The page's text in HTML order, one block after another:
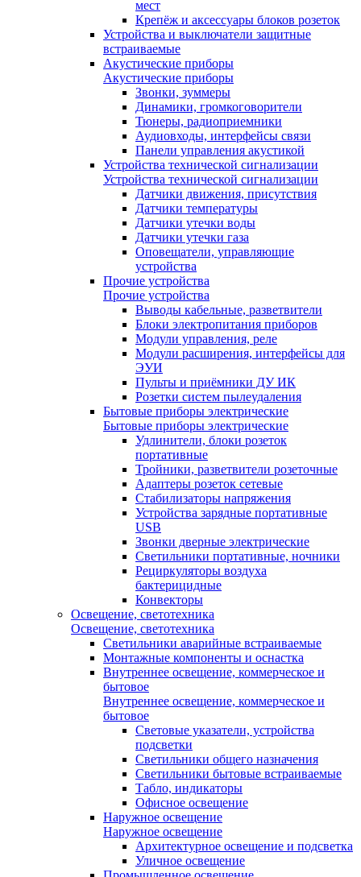
мест
Крепёж и аксессуары блоков розеток
Устройства и выключатели защитные
встраиваемые
Акустические приборы
Акустические приборы
Звонки, зуммеры
Динамики, громкоговорители
Тюнеры, радиоприемники
Аудиовходы, интерфейсы связи
Панели управления акустикой
Устройства технической сигнализации
Устройства технической сигнализации
Датчики движения, присутствия
Датчики температуры
Датчики утечки воды
Датчики утечки газа
Оповещатели, управляющие
устройства
Прочие устройства
Прочие устройства
Выводы кабельные, разветвители
Блоки электропитания приборов
Модули управления, реле
Модули расширения, интерфейсы для
ЭУИ
Пульты и приёмники ДУ ИК
Розетки систем пылеудаления
Бытовые приборы электрические
Бытовые приборы электрические
Удлинители, блоки розеток
портативные
Тройники, разветвители розеточные
Адаптеры розеток сетевые
Стабилизаторы напряжения
Устройства зарядные портативные
USB
Звонки дверные электрические
Светильники портативные, ночники
Рециркуляторы воздуха
бактерицидные
Конвекторы
Освещение, светотехника
Освещение, светотехника
Светильники аварийные встраиваемые
Монтажные компоненты и оснастка
Внутреннее освещение, коммерческое и
бытовое
Внутреннее освещение, коммерческое и
бытовое
Световые указатели, устройства
подсветки
Светильники общего назначения
Светильники бытовые встраиваемые
Табло, индикаторы
Офисное освещение
Наружное освещение
Наружное освещение
Архитектурное освещение и подсветка
Уличное освещение